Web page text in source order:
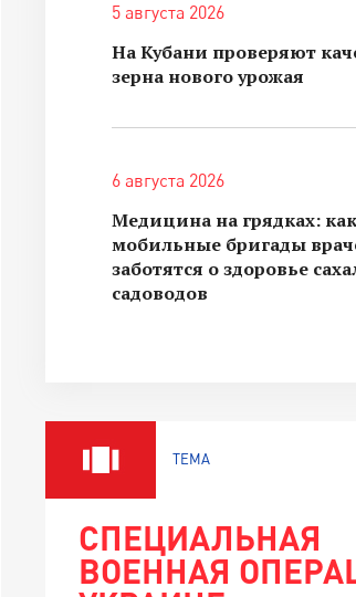
5 августа 2026
На Кубани проверяют
зерна нового урожая
6 августа 2026
Медицина на грядках: как
мобильные бригады
заботятся о здоровье
садоводов
ТЕМА
СПЕЦИАЛЬНАЯ
ВОЕННАЯ